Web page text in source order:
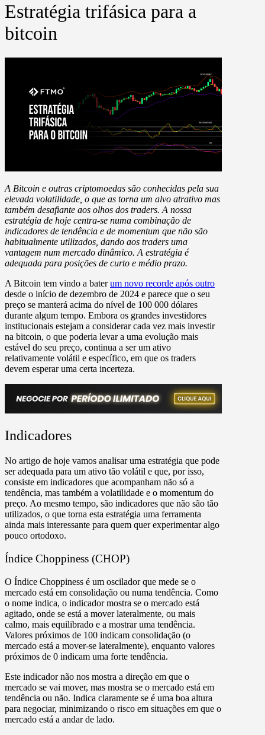
Estratégia trifásica para a
bitcoin
A Bitcoin e outras criptomoedas são conhecidas pela sua
elevada volatilidade, o que as torna um alvo atrativo mas
também desafiante aos olhos dos traders. A nossa
estratégia de hoje centra-se numa combinação de
indicadores de tendência e de momentum que não são
habitualmente utilizados, dando aos traders uma
vantagem num mercado dinâmico. A estratégia é
adequada para posições de curto e médio prazo.
A Bitcoin tem vindo a baterum novo recorde após outro
desde o início de dezembro de 2024 e parece que o seu
preço se manterá acima do nível de 100 000 dólares
durante algum tempo. Embora os grandes investidores
institucionais estejam a considerar cada vez mais investir
na bitcoin, o que poderia levar a uma evolução mais
estável do seu preço, continua a ser um ativo
relativamente volátil e específico, em que os traders
devem esperar uma certa incerteza.
Indicadores
No artigo de hoje vamos analisar uma estratégia que pode
ser adequada para um ativo tão volátil e que, por isso,
consiste em indicadores que acompanham não só a
tendência, mas também a volatilidade e o momentum do
preço. Ao mesmo tempo, são indicadores que não são tão
utilizados, o que torna esta estratégia uma ferramenta
ainda mais interessante para quem quer experimentar algo
pouco ortodoxo.
Índice Choppiness (CHOP)
O Índice Choppiness é um oscilador que mede se o
mercado está em consolidação ou numa tendência. Como
o nome indica, o indicador mostra se o mercado está
agitado, onde se está a mover lateralmente, ou mais
calmo, mais equilibrado e a mostrar uma tendência.
Valores próximos de 100 indicam consolidação (o
mercado está a mover-se lateralmente), enquanto valores
próximos de 0 indicam uma forte tendência.
Este indicador não nos mostra a direção em que o
mercado se vai mover, mas mostra se o mercado está em
tendência ou não. Indica claramente se é uma boa altura
para negociar, minimizando o risco em situações em que o
mercado está a andar de lado.